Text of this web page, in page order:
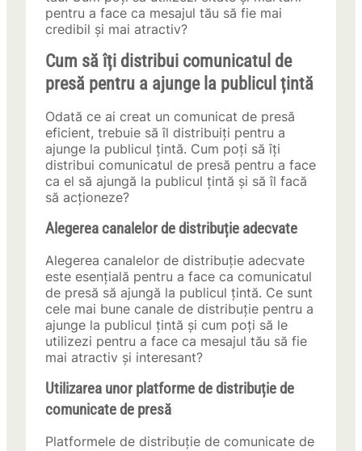
pentru a face ca mesajul tău să fie mai
credibil și mai atractiv?
Cum să îți distribui comunicatul de
presă pentru a ajunge la publicul țintă
Odată ce ai creat un comunicat de presă
eficient, trebuie să îl distribuiți pentru a
ajunge la publicul țintă. Cum poți să îți
distribui comunicatul de presă pentru a face
ca el să ajungă la publicul țintă și să îl facă
să acționeze?
Alegerea canalelor de distribuție adecvate
Alegerea canalelor de distribuție adecvate
este esențială pentru a face ca comunicatul
de presă să ajungă la publicul țintă. Ce sunt
cele mai bune canale de distribuție pentru a
ajunge la publicul țintă și cum poți să le
utilizezi pentru a face ca mesajul tău să fie
mai atractiv și interesant?
Utilizarea unor platforme de distribuție de
comunicate de presă
Platformele de distribuție de comunicate de